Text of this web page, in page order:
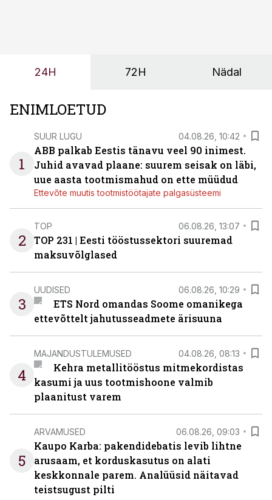
24H 72H Nädal
ENIMLOETUD
1
SUUR LUGU 04.08.26, 10:42
ABB palkab Eestis tänavu veel 90 inimest.
Juhid avavad plaane: suurem seisak on läbi,
uue aasta tootmismahud on ette müüdud
Ettevõte muutis tootmistöötajate palgasüsteemi
2
TOP 06.08.26, 13:07
TOP 231 | Eesti tööstussektori suuremad
maksuvõlglased
3
UUDISED 06.08.26, 10:29
ETS Nord omandas Soome omanikega
ettevõttelt jahutusseadmete ärisuuna
4
MAJANDUSTULEMUSED 04.08.26, 08:13
Kehra metallitööstus mitmekordistas
kasumi ja uus tootmishoone valmib
plaanitust varem
5
ARVAMUSED 06.08.26, 09:03
Kaupo Karba: pakendidebatis levib lihtne
arusaam, et korduskasutus on alati
keskkonnale parem. Analüüsid näitavad
teistsugust pilti